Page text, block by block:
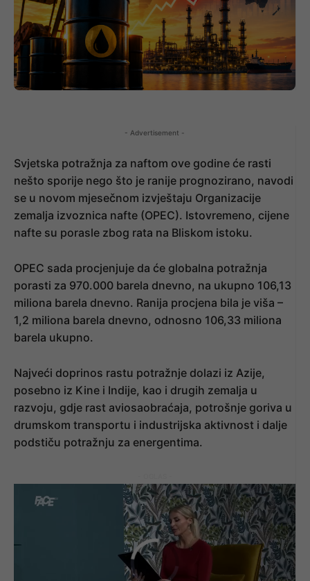
- Advertisement -
Svjetska potražnja za naftom ove godine će rasti
nešto sporije nego što je ranije prognozirano, navodi
se u novom mjesečnom izvještaju Organizacije
zemalja izvoznica nafte (OPEC). Istovremeno, cijene
nafte su porasle zbog rata na Bliskom istoku.
OPEC sada procjenjuje da će globalna potražnja
porasti za 970.000 barela dnevno, na ukupno 106,13
miliona barela dnevno. Ranija procjena bila je viša –
1,2 miliona barela dnevno, odnosno 106,33 miliona
barela ukupno.
Najveći doprinos rastu potražnje dolazi iz Azije,
posebno iz Kine i Indije, kao i drugih zemalja u
razvoju, gdje rast aviosaobraćaja, potrošnje goriva u
drumskom transportu i industrijska aktivnost i dalje
podstiču potražnju za energentima.